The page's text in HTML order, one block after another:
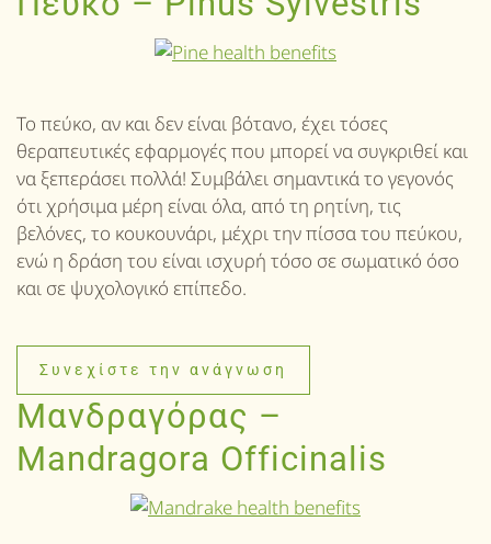
Το πεύκο, αν και δεν είναι βότανο, έχει τόσες
θεραπευτικές εφαρμογές που μπορεί να συγκριθεί και
να ξεπεράσει πολλά! Συμβάλει σημαντικά το γεγονός
ότι χρήσιμα μέρη είναι όλα, από τη ρητίνη, τις
βελόνες, το κουκουνάρι, μέχρι την πίσσα του πεύκου,
ενώ η δράση του είναι ισχυρή τόσο σε σωματικό όσο
και σε ψυχολογικό επίπεδο.
Συνεχίστε την ανάγνωση
Μανδραγόρας –
Mandragora Officinalis